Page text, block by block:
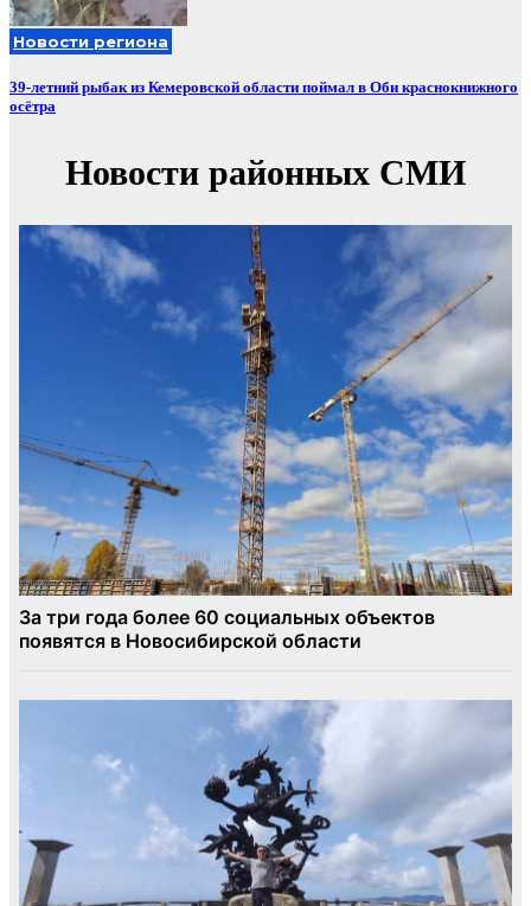
Новости региона
39-летний рыбак из Кемеровской области поймал в Оби краснокнижного
осётра